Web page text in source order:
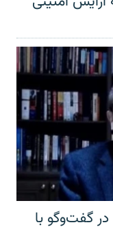
گفت‌وگو با